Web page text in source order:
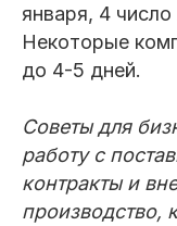
января, 4
Некоторые
до 4-5 дней.
Советы для
работу с
контракты и
производство,